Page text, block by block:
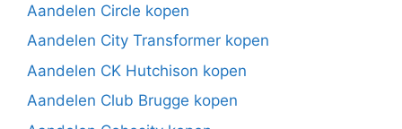
Aandelen Circle kopen
Aandelen City Transformer kopen
Aandelen CK Hutchison kopen
Aandelen Club Brugge kopen